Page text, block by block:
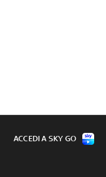
ACCEDI A SKY GO